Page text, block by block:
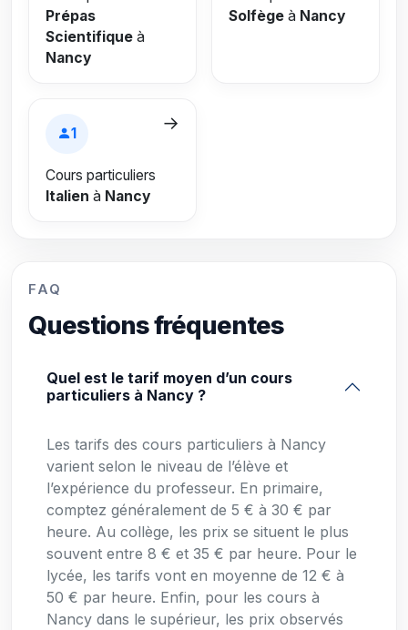
Prépas
Scientifiqueà
Nancy
Solfègeà Nancy
1
Cours particuliers
Italien à Nancy
→
FAQ
Questions fréquentes
Quel est le tarif moyen d’un cours
particuliers à Nancy ?
Les tarifs des cours particuliers à Nancy
varient selon le niveau de l’élève et
l’expérience du professeur. En primaire,
comptez généralement de 5 € à 30 € par
heure. Au collège, les prix se situent le plus
souvent entre 8 € et 35 € par heure. Pour le
lycée, les tarifs vont en moyenne de 12 € à
50 € par heure. Enfin, pour les cours à
Nancy dans le supérieur, les prix observés